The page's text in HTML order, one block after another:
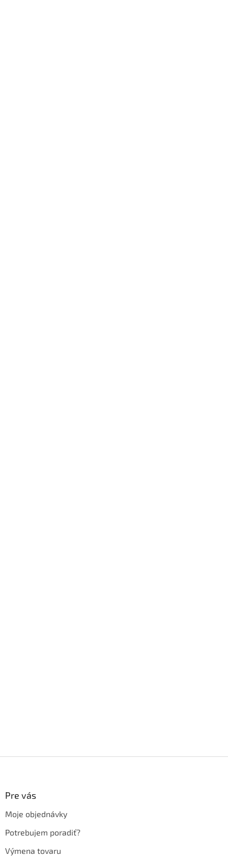
Pre vás
Moje objednávky
Potrebujem poradiť?
Výmena tovaru